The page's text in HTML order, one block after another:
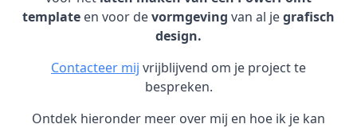
template en voor devormgeving van al jegrafisch
design.
Contacteer mij vrijblijvend om je project te
bespreken.
Ontdek hieronder meer over mij en hoe ik je kan